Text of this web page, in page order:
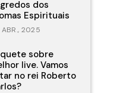
dos
Espirituais
2025
sobre
live. Vamos
no rei Roberto